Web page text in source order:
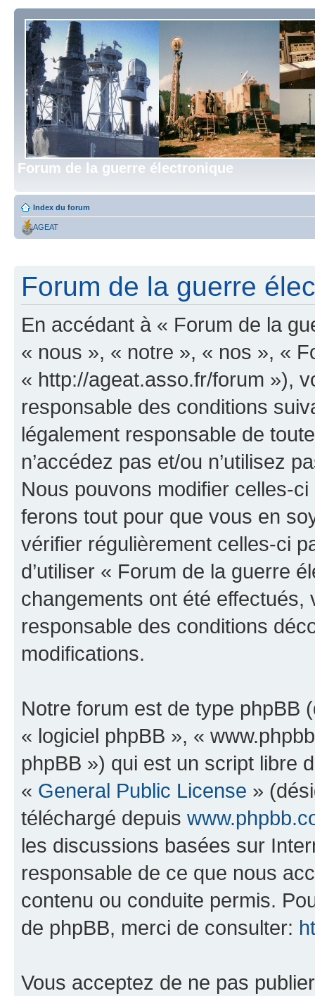
Forum de la guerre électronique
Index du forum
AGEAT
Forum de la guerre
En accédant à « Forum de la
« nous », « notre », « nos », «
« http://ageat.asso.fr/forum »),
responsable des conditions
légalement responsable de
n’accédez pas et/ou n’utilisez
Nous pouvons modifier celles-
ferons tout pour que vous en
vérifier régulièrement celles-ci
d’utiliser « Forum de la guerre
changements ont été effectués,
responsable des conditions
modifications.
Notre forum est de type phpBB
« logiciel phpBB », «
phpBB ») qui est un script libre
« General Public License »
téléchargé depuis
les discussions basées sur
responsable de ce que nous
contenu ou conduite permis.
de phpBB, merci de consulter:
Vous acceptez de ne pas